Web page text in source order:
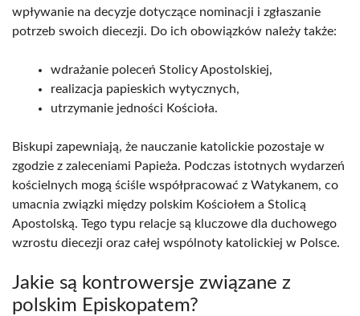
wpływanie na decyzje dotyczące nominacji i zgłaszanie
potrzeb swoich diecezji. Do ich obowiązków należy także:
wdrażanie poleceń Stolicy Apostolskiej,
realizacja papieskich wytycznych,
utrzymanie jedności Kościoła.
Biskupi zapewniają, że nauczanie katolickie pozostaje w
zgodzie z zaleceniami Papieża. Podczas istotnych wydarzeń
kościelnych mogą ściśle współpracować z Watykanem, co
umacnia związki między polskim Kościołem a Stolicą
Apostolską. Tego typu relacje są kluczowe dla duchowego
wzrostu diecezji oraz całej wspólnoty katolickiej w Polsce.
Jakie są kontrowersje związane z
polskim Episkopatem?